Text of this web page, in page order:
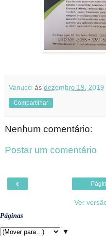
Vanucci às dezembro 19, 2019
Compartilhar
Nenhum comentário:
Postar um comentário
‹
Ver
Páginas
▼